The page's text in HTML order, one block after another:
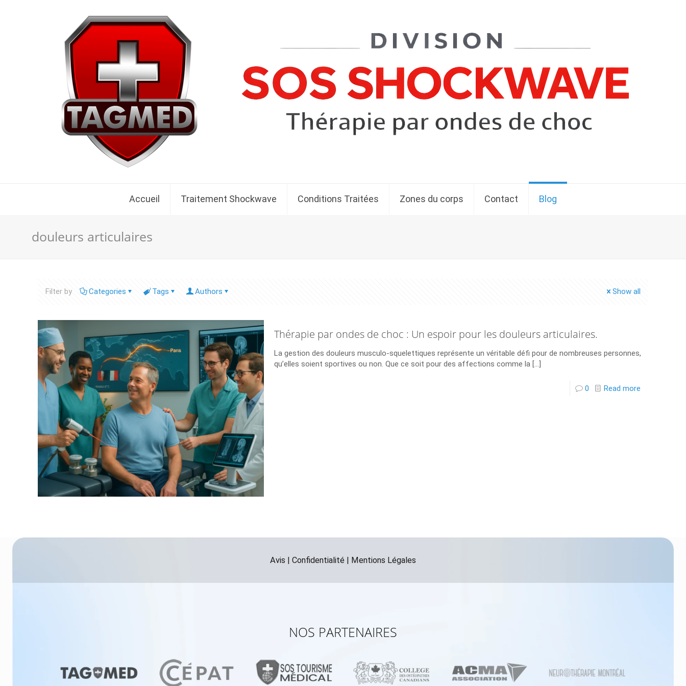
Accueil Traitement Shockwave Conditions Traitées Zones du corps Contact Blog
douleurs articulaires
Filter by Categories Tags Authors Show all
Thérapie par ondes de choc : Un espoir pour les douleurs articulaires.
La gestion des douleurs musculo-squelettiques représente un véritable défi pour de nombreuses personnes,
qu’elles soient sportives ou non. Que ce soit pour des affections comme la[…]
0 Read more
Avis | Confidentialité | Mentions Légales
NOS PARTENAIRES